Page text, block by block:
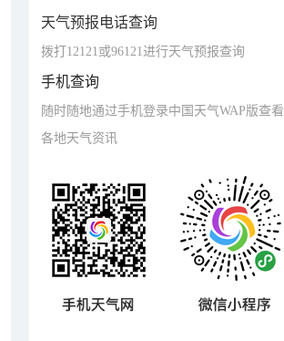
天气预报电话查询
拨打12121或96121进行天气预报查询
手机查询
随时随地通过手机登录中国天气WAP版查看
各地天气资讯